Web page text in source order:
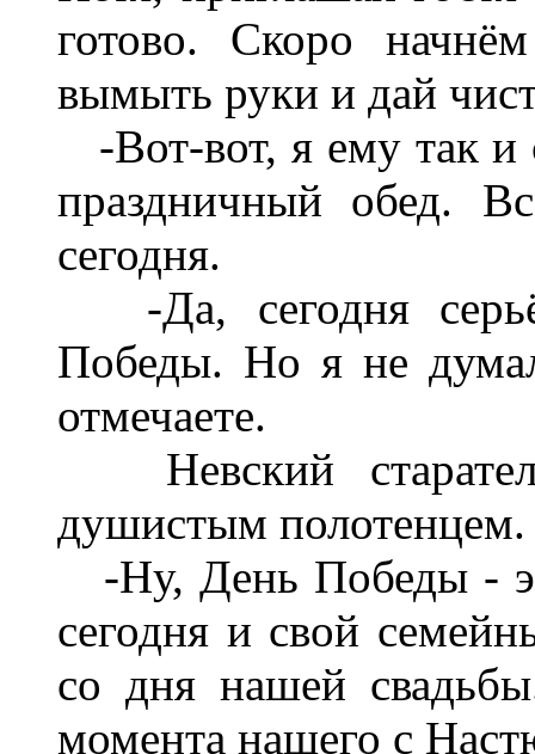
готово. Скоро
вымыть руки и дай
-Вот-вот, я ему так и
праздничный обед.
сегодня.
-Да, сегодня
Победы. Но я не
отмечаете.
Невский
душистым полотенцем.
-Ну, День Победы -
сегодня и свой
со дня нашей
момента нашего с